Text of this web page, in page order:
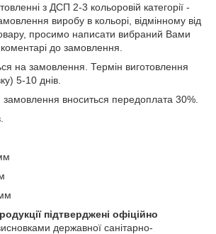
з ДСП 2-3 кольоровій категорії -
виробу в кольорі, відмінному від
просимо написати вибраний Вами
до замовлення.
на замовлення. Термін виготовлення
5-10 днів.
вноситься передоплата 30%.
підтверджені офіційно
державної санітарно-